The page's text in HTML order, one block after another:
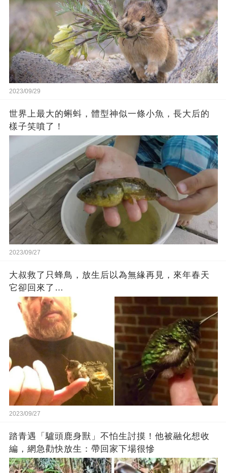
2023/09/29
世界上最大的蝌蚪，體型神似一條小魚，長大后的
樣子笑噴了！
2023/09/27
大叔救了只蜂鳥，放生后以為無緣再見，來年春天
它卻回來了…
2023/09/27
踏青遇「驢頭鹿身獸」不怕生討摸！他被融化想收
編，網急勸快放生：帶回家下場很慘